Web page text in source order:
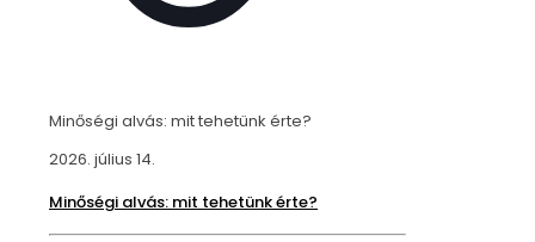
Minőségi alvás: mit tehetünk érte?
2026. július 14.
Minőségi alvás: mit tehetünk érte?